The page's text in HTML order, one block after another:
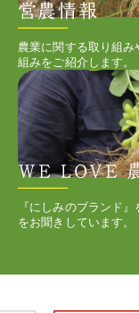
農業に関する取り組
組みをご紹介します。
『にしみのブランド
をお聞きしています。